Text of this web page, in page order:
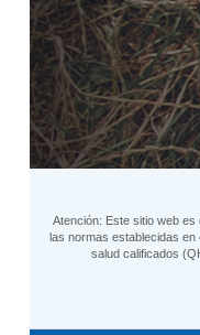
Atención: Este sitio web
las normas establecidas
salud calificados